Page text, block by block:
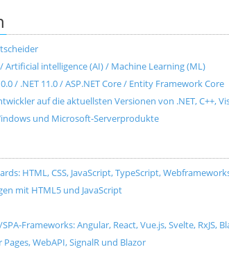
Artificial intelligence (AI) / Machine Learning (ML)
/ .NET 11.0 / ASP.NET Core / Entity Framework Core
auf die aktuellsten Versionen von .NET, C++,
und Microsoft-Serverprodukte
HTML, CSS, JavaScript, TypeScript,
mit HTML5 und JavaScript
Frameworks: Angular, React, Vue.js, Svelte, RxJS,
Pages, WebAPI, SignalR und Blazor